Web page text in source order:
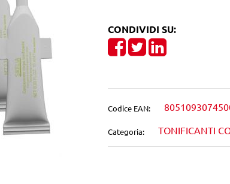
CONDIVIDI SU:
Share on Facebook
TweetShare on
Codice EAN:
Categoria: TONIFICANTI